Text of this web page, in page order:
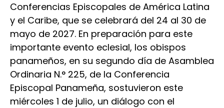
Conferencias Episcopales de América Latina
y el Caribe, que se celebrará del 24 al 30 de
mayo de 2027. En preparación para este
importante evento eclesial, los obispos
panameños, en su segundo día de Asamblea
Ordinaria N.° 225, de la Conferencia
Episcopal Panameña, sostuvieron este
miércoles 1 de julio, un diálogo con el